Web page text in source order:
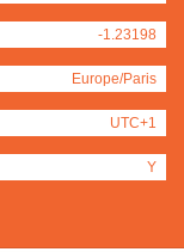
-1.23198
Europe/Paris
UTC+1
Y